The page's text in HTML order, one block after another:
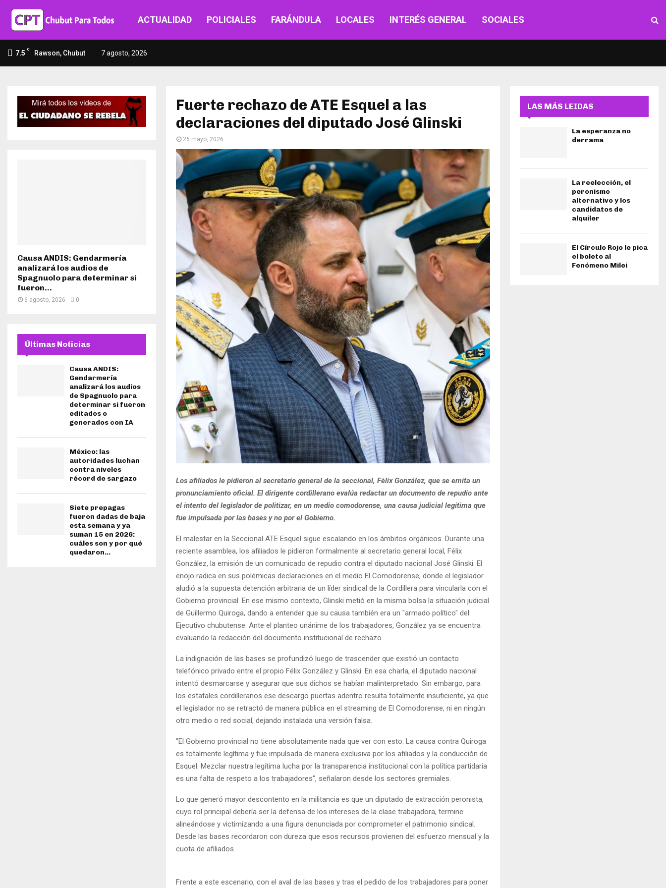
ACTUALIDAD POLICIALES FARÁNDULA LOCALES INTERÉS GENERAL SOCIALES
7.5 C Rawson, Chubut 7 agosto, 2026
​Fuerte rechazo de ATE Esquel a las
declaraciones del diputado José Glinski
26 mayo, 2026
​Los afiliados le pidieron al secretario general de la seccional, Félix González, que se emita un
pronunciamiento oficial. El dirigente cordillerano evalúa redactar un documento de repudio ante
el intento del legislador de politizar, en un medio comodorense, una causa judicial legítima que
fue impulsada por las bases y no por el Gobierno.
​El malestar en la Seccional ATE Esquel sigue escalando en los ámbitos orgánicos. Durante una
reciente asamblea, los afiliados le pidieron formalmente al secretario general local, Félix
González, la emisión de un comunicado de repudio contra el diputado nacional José Glinski. El
enojo radica en sus polémicas declaraciones en el medio El Comodorense, donde el legislador
aludió a la supuesta detención arbitraria de un líder sindical de la Cordillera para vincularla con el
Gobierno provincial. En ese mismo contexto, Glinski metió en la misma bolsa la situación judicial
de Guillermo Quiroga, dando a entender que su causa también era un "armado político" del
Ejecutivo chubutense. Ante el planteo unánime de los trabajadores, González ya se encuentra
evaluando la redacción del documento institucional de rechazo.
​La indignación de las bases se profundizó luego de trascender que existió un contacto
telefónico privado entre el propio Félix González y Glinski. En esa charla, el diputado nacional
intentó desmarcarse y asegurar que sus dichos se habían malinterpretado. Sin embargo, para
los estatales cordilleranos ese descargo puertas adentro resulta totalmente insuficiente, ya que
el legislador no se retractó de manera pública en el streaming de El Comodorense, ni en ningún
otro medio o red social, dejando instalada una versión falsa.
​"El Gobierno provincial no tiene absolutamente nada que ver con esto. La causa contra Quiroga
es totalmente legítima y fue impulsada de manera exclusiva por los afiliados y la conducción de
Esquel. Mezclar nuestra legítima lucha por la transparencia institucional con la política partidaria
es una falta de respeto a los trabajadores", señalaron desde los sectores gremiales.
​Lo que generó mayor descontento en la militancia es que un diputado de extracción peronista,
cuyo rol principal debería ser la defensa de los intereses de la clase trabajadora, termine
alineándose y victimizando a una figura denunciada por comprometer el patrimonio sindical.
Desde las bases recordaron con dureza que esos recursos provienen del esfuerzo mensual y la
cuota de afiliados.
​Frente a este escenario, con el aval de las bases y tras el pedido de los trabajadores para poner
Causa ANDIS: Gendarmería
analizará los audios de
Spagnuolo para determinar si
fueron...
6 agosto, 2026 0
Últimas Noticias
Causa ANDIS:
Gendarmería
analizará los audios
de Spagnuolo para
determinar si fueron
editados o
generados con IA
México: las
autoridades luchan
contra niveles
récord de sargazo
Siete prepagas
fueron dadas de baja
esta semana y ya
suman 15 en 2026:
cuáles son y por qué
quedaron...
LAS MÁS LEIDAS
La esperanza no
derrama
La reelección, el
peronismo
alternativo y los
candidatos de
alquiler
El Círculo Rojo le pica
el boleto al
Fenómeno Milei